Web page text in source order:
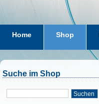
Home Shop
Suche im Shop
Suchen